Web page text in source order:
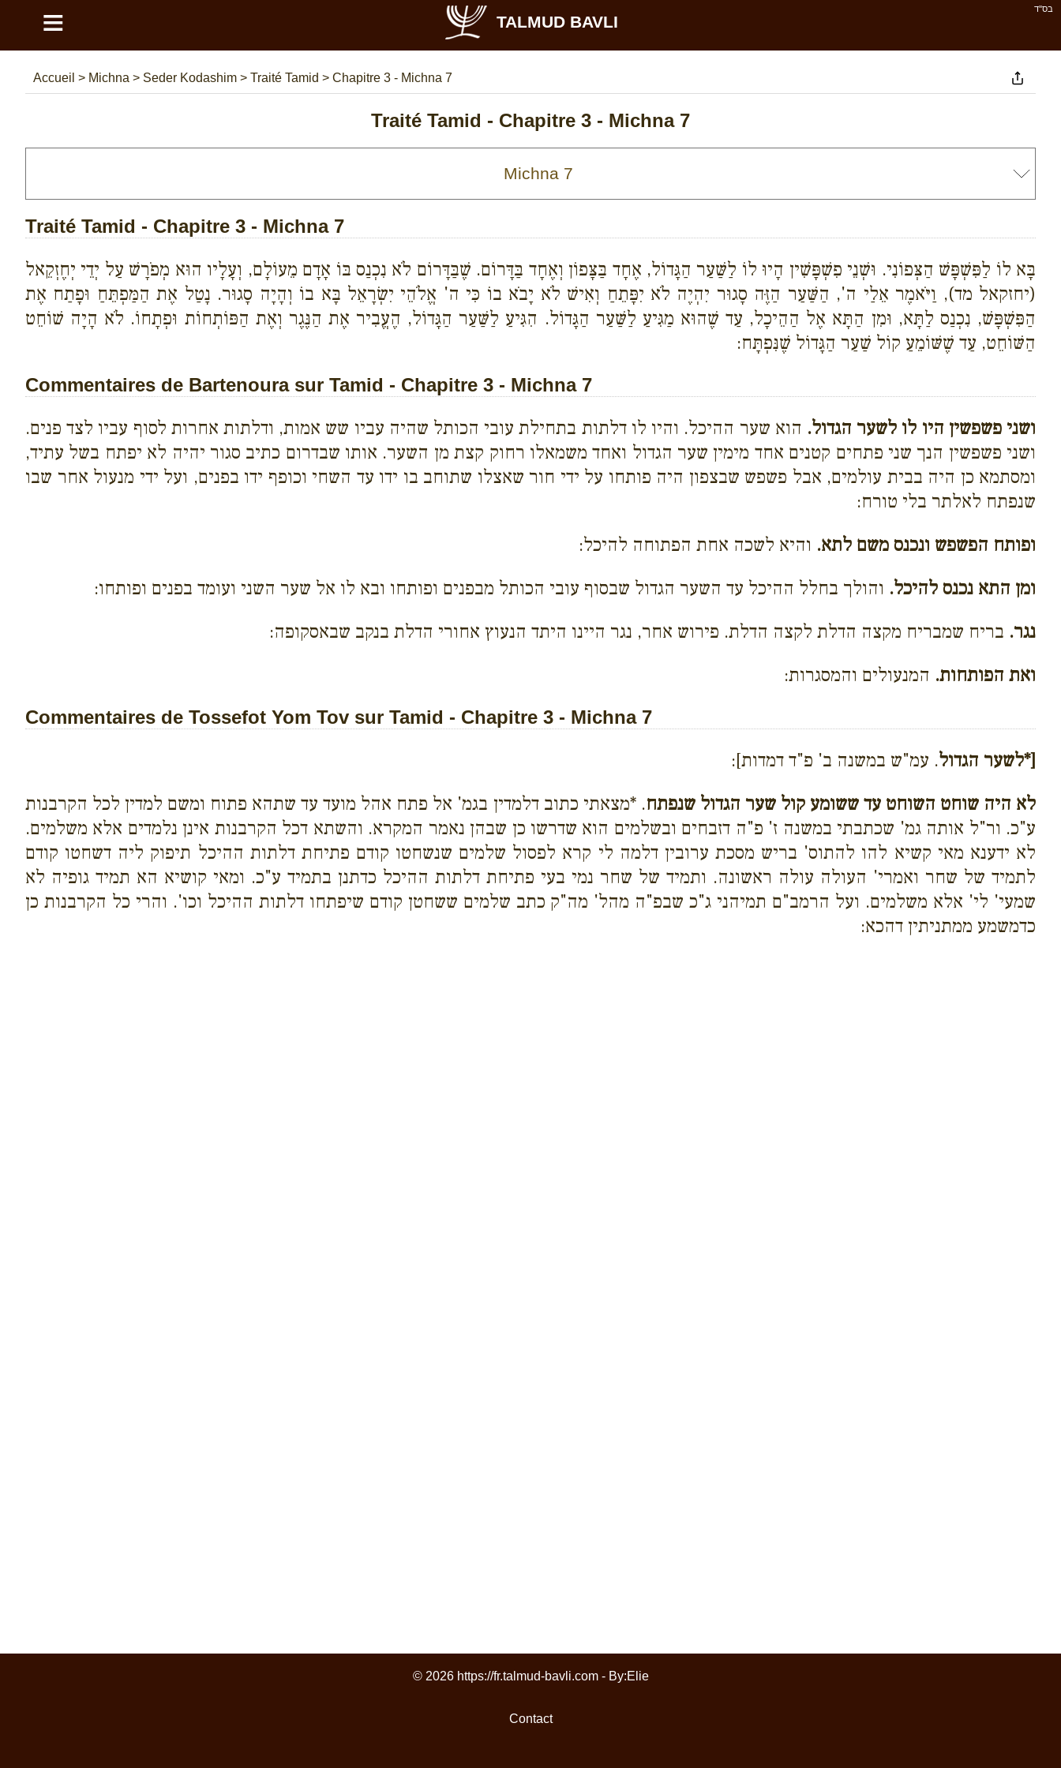
בס''ד ≡ TALMUD BAVLI
Accueil > Michna > Seder Kodashim > Traité Tamid > Chapitre 3 - Michna 7
Traité Tamid - Chapitre 3 - Michna 7
Traité Tamid - Chapitre 3 - Michna 7
בָּא לוֹ לַפִּשְׁפָּשׁ הַצְּפוֹנִי. וּשְׁנֵי פִשְׁפָּשִׁין הָיוּ לוֹ לַשַּׁעַר הַגָּדוֹל, אֶחָד בַּצָּפוֹן וְאֶחָד בַּדָּרוֹם. שֶׁבַּדָּרוֹם לֹא נִכְנַס בּוֹ אָדָם מֵעוֹלָם, וְעָלָיו הוּא מְפֹרָשׁ עַל יְדֵי יְחֶזְקֵאל
(יחזקאל מד), וַיֹּאמֶר אֵלַי ה', הַשַּׁעַר הַזֶּה סָגוּר יִהְיֶה לֹא יִפָּתֵחַ וְאִישׁ לֹא יָבֹא בוֹ כִּי ה' אֱלֹהֵי יִשְׂרָאֵל בָּא בוֹ וְהָיָה סָגוּר. נָטַל אֶת הַמַּפְתֵּחַ וּפָתַח אֶת
הַפִּשְׁפָּשׁ, נִכְנַס לַתָּא, וּמִן הַתָּא אֶל הַהֵיכָל, עַד שֶׁהוּא מַגִּיעַ לַשַּׁעַר הַגָּדוֹל. הִגִּיעַ לַשַּׁעַר הַגָּדוֹל, הֶעֱבִיר אֶת הַנֶּגֶר וְאֶת הַפּוֹתְחוֹת וּפְתָחוֹ. לֹא הָיָה שׁוֹחֵט
הַשּׁוֹחֵט, עַד שֶׁשּׁוֹמֵעַ קוֹל שַׁעַר הַגָּדוֹל שֶׁנִּפְתָּח:
Commentaires de Bartenoura sur Tamid - Chapitre 3 - Michna 7
ושני פשפשין היו לו לשער הגדול. הוא שער ההיכל. והיו לו דלתות בתחילת עובי הכותל שהיה עביו שש אמות, ודלתות אחרות לסוף עביו לצד פנים.
ושני פשפשין הנך שני פתחים קטנים אחד מימין שער הגדול ואחד משמאלו רחוק קצת מן השער. אותו שבדרום כתיב סגור יהיה לא יפתח בשל עתיד,
ומסתמא כן היה בבית עולמים, אבל פשפש שבצפון היה פותחו על ידי חור שאצלו שתוחב בו ידו עד השחי וכופף ידו בפנים, ועל ידי מנעול אחר שבו
שנפתח לאלתר בלי טורח:
ופותח הפשפש ונכנס משם לתא. והיא לשכה אחת הפתוחה להיכל:
ומן התא נכנס להיכל. והולך בחלל ההיכל עד השער הגדול שבסוף עובי הכותל מבפנים ופותחו ובא לו אל שער השני ועומד בפנים ופותחו:
נגר. בריח שמבריח מקצה הדלת לקצה הדלת. פירוש אחר, נגר היינו היתד הנעוץ אחורי הדלת בנקב שבאסקופה:
ואת הפותחות. המנעולים והמסגרות:
Commentaires de Tossefot Yom Tov sur Tamid - Chapitre 3 - Michna 7
[*לשער הגדול. עמ"ש במשנה ב' פ"ד דמדות]:
לא היה שוחט השוחט עד ששומע קול שער הגדול שנפתח. *מצאתי כתוב דלמדין בגמ' אל פתח אהל מועד עד שתהא פתוח ומשם למדין לכל הקרבנות
ע"כ. ור"ל אותה גמ' שכתבתי במשנה ז' פ"ה דזבחים ובשלמים הוא שדרשו כן שבהן נאמר המקרא. והשתא דכל הקרבנות אינן נלמדים אלא משלמים.
לא ידענא מאי קשיא להו להתוס' בריש מסכת ערובין דלמה לי קרא לפסול שלמים שנשחטו קודם פתיחת דלתות ההיכל תיפוק ליה דשחטו קודם
לתמיד של שחר ואמרי' העולה עולה ראשונה. ותמיד של שחר נמי בעי פתיחת דלתות ההיכל כדתנן בתמיד ע"כ. ומאי קושיא הא תמיד גופיה לא
שמעי' לי' אלא משלמים. ועל הרמב"ם תמיהני ג"כ שבפ"ה מהל' מה"ק כתב שלמים ששחטן קודם שיפתחו דלתות ההיכל וכו'. והרי כל הקרבנות כן
כדמשמע ממתניתין דהכא:
© 2026 https://fr.talmud-bavli.com - By:Elie
Contact